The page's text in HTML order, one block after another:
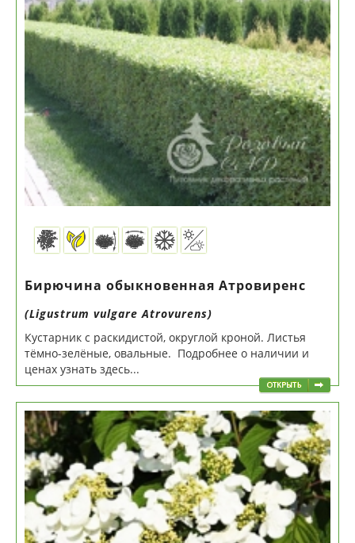
Бирючина обыкновенная Атровиренс
(Ligustrum vulgare Atrovurens)
Кустарник с раскидистой, округлой кроной. Листья
тёмно-зелёные, овальные. Подробнее о наличии и
ценах узнать здесь...